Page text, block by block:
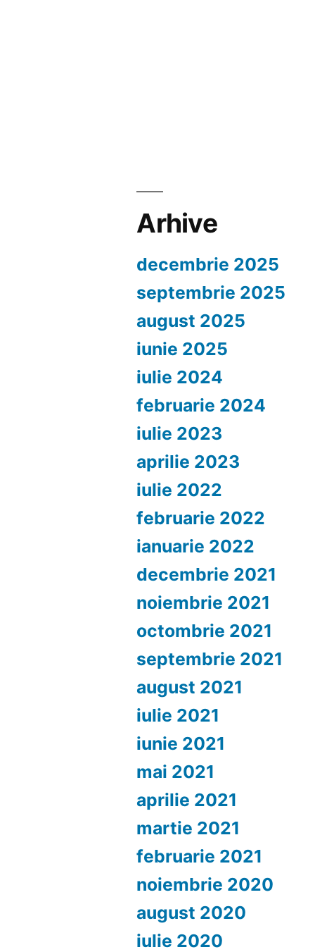
Arhive
decembrie 2025
septembrie 2025
august 2025
iunie 2025
iulie 2024
februarie 2024
iulie 2023
aprilie 2023
iulie 2022
februarie 2022
ianuarie 2022
decembrie 2021
noiembrie 2021
octombrie 2021
septembrie 2021
august 2021
iulie 2021
iunie 2021
mai 2021
aprilie 2021
martie 2021
februarie 2021
noiembrie 2020
august 2020
iulie 2020